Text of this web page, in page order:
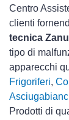
Centro
clienti
tecnica
tipo di
apparecchi
Frigoriferi,
Prodotti di